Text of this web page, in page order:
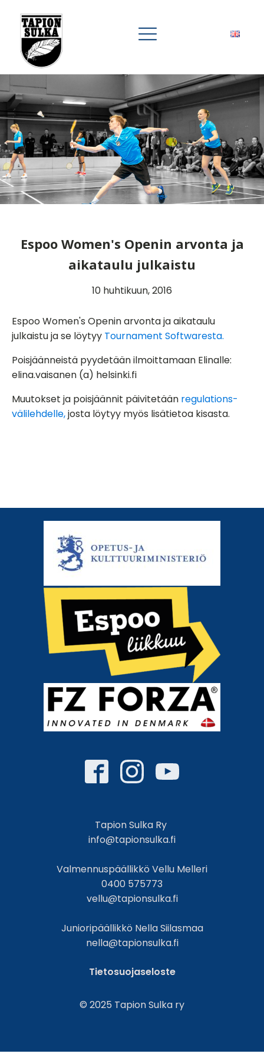
Espoo Women's Openin arvonta ja
aikataulu julkaistu
10 huhtikuun, 2016
Espoo Women's Openin arvonta ja aikataulu
julkaistu ja se löytyy Tournament Softwaresta.
Poisjäänneistä pyydetään ilmoittamaan Elinalle:
elina.vaisanen (a) helsinki.fi
Muutokset ja poisjäännit päivitetään regulations-
välilehdelle,josta löytyy myös lisätietoa kisasta.
Tapion Sulka Ry
info@tapionsulka.fi
Valmennuspäällikkö Vellu Melleri
0400 575773
vellu@tapionsulka.fi
Junioripäällikkö Nella Siilasmaa
nella@tapionsulka.fi
Tietosuojaseloste
© 2025 Tapion Sulka ry